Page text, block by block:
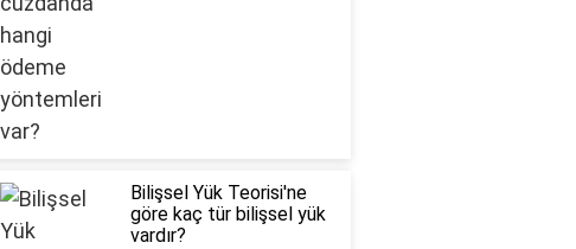
Bilişsel Yük Teorisi'ne
göre kaç tür bilişsel yük
vardır?